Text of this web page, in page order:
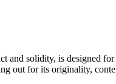
solidity, is designed
out for its originality,